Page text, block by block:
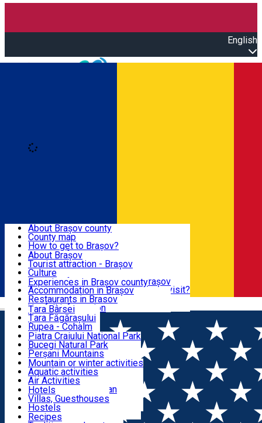
English
Română
BRAȘOV
EXPERIENCES
DESTINATIONS
NATURE
ACTIVE TOURISM
ACCOMMODATION
CULTURAL HERITAGE
About Brașov county
County map
How to get to Brașov?
Tourist Information Centers
Tourist Guides
Brașov Tourism Recommendations
Historical tourist attractions
What would a local recommend to visit?
Tourism news Brașov
Restaurants
About Brașov
Tourist attraction - Brașov
Culture
Tourist Information Center - Brașov
Accommodation in Brașov
Restaurants in Brasov
Usefull information
Experiences in Brașov county
Țara Bârsei
Țara Făgărașului
Rupea - Cohalm
ECO Destinations
Piatra Craiului National Park
Bucegi Natural Park
Perșani Mountains
Făgăraș Mountains
Postăvarul Peak
Măgura Codlei
Ciucaș Mountains
Protected areas
Other natural attractions
Speoturism
Mountain or winter activities
Aquatic activities
Air Activities
Adventure, Equestrian
Cycling, Running
Other activities
Hotels
Villas, Guesthouses
Hostels
Cottages
Recipes